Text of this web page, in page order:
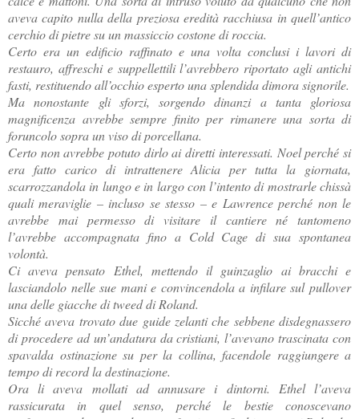
aveva capito nulla della preziosa eredità racchiusa in quell’antico
cerchio di pietre su un massiccio costone di roccia.
Certo era un edificio raffinato e una volta conclusi i lavori di
restauro, affreschi e suppellettili l’avrebbero riportato agli antichi
fasti, restituendo all’occhio esperto una splendida dimora signorile.
Ma nonostante gli sforzi, sorgendo dinanzi a tanta gloriosa
magnificenza avrebbe sempre finito per rimanere una sorta di
foruncolo sopra un viso di porcellana.
Certo non avrebbe potuto dirlo ai diretti interessati. Noel perché si
era fatto carico di intrattenere Alicia per tutta la giornata,
scarrozzandola in lungo e in largo con l’intento di mostrarle chissà
quali meraviglie – incluso se stesso – e Lawrence perché non le
avrebbe mai permesso di visitare il cantiere né tantomeno
l’avrebbe accompagnata fino a Cold Cage di sua spontanea
volontà.
Ci aveva pensato Ethel, mettendo il guinzaglio ai bracchi e
lasciandolo nelle sue mani e convincendola a infilare sul pullover
una delle giacche di tweed di Roland.
Sicché aveva trovato due guide zelanti che sebbene disdegnassero
di procedere ad un’andatura da cristiani, l’avevano trascinata con
spavalda ostinazione su per la collina, facendole raggiungere a
tempo di record la destinazione.
Ora li aveva mollati ad annusare i dintorni. Ethel l’aveva
rassicurata in quel senso, perché le bestie conoscevano